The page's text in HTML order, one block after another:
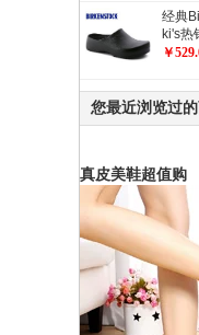
经典
ki's热
滑工
￥
您最近浏览过
真皮美鞋超值购